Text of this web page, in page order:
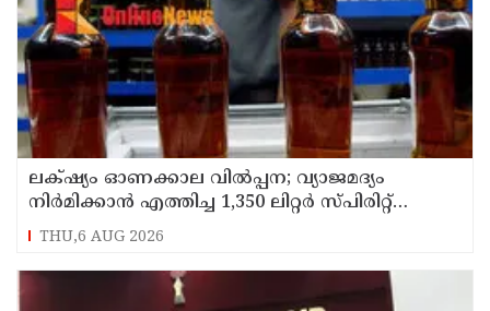
ലക്‌ഷ്യം ഓണക്കാല വിൽപ്പന; വ്യാജമദ്യം
നിർമിക്കാൻ എത്തിച്ച 1,350 ലിറ്റർ സ്പിരിറ്റ്
പിടികൂടി; രണ്ട് പേർ അറസ്റ്റിൽ
THU,6 AUG 2026